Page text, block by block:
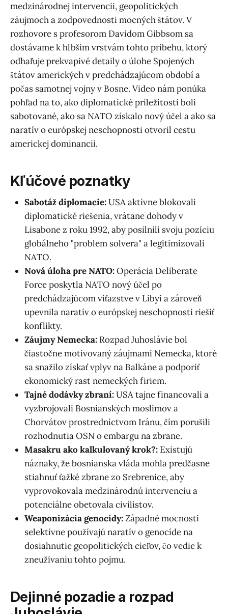
medzinárodnej intervencii, geopolitických
záujmoch a zodpovednosti mocných štátov. V
rozhovore s profesorom Davidom Gibbsom sa
dostávame k hlbším vrstvám tohto príbehu, ktorý
odhaľuje prekvapivé detaily o úlohe Spojených
štátov amerických v predchádzajúcom období a
počas samotnej vojny v Bosne. Video nám ponúka
pohľad na to, ako diplomatické príležitosti boli
sabotované, ako sa NATO získalo nový účel a ako sa
naratív o európskej neschopnosti otvoril cestu
americkej dominancii.
Kľúčové poznatky
Sabotáž diplomacie:USA aktívne blokovali
diplomatické riešenia, vrátane dohody v
Lisabone z roku 1992, aby posilnili svoju pozíciu
globálneho "problem solvera" a legitimizovali
NATO.
Nová úloha pre NATO:Operácia Deliberate
Force poskytla NATO nový účel po
predchádzajúcom víťazstve v Libyi a zároveň
upevnila naratív o európskej neschopnosti riešiť
konflikty.
Záujmy Nemecka: Rozpad Juhoslávie bol
čiastočne motivovaný záujmami Nemecka, ktoré
sa snažilo získať vplyv na Balkáne a podporiť
ekonomický rast nemeckých firiem.
Tajné dodávky zbraní:USA tajne financovali a
vyzbrojovali Bosnianských moslimov a
Chorvátov prostredníctvom Iránu, čím porušili
rozhodnutia OSN o embargu na zbrane.
Masakru ako kalkulovaný krok?: Existujú
náznaky, že bosnianska vláda mohla predčasne
stiahnuť ťažké zbrane zo Srebrenice, aby
vyprovokovala medzinárodnú intervenciu a
potenciálne obetovala civilistov.
Weaponizácia genocídy:Západné mocnosti
selektívne používajú naratív o genocíde na
dosiahnutie geopolitických cieľov, čo vedie k
zneužívaniu tohto pojmu.
Dejinné pozadie a rozpad